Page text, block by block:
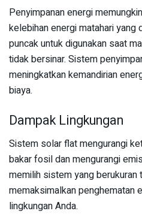
Penyimpanan energi
kelebihan energi matahari yang
puncak untuk digunakan saat
tidak bersinar. Sistem
meningkatkan kemandirian
biaya.
Dampak Lingkungan
Sistem solar flat mengurangi
bakar fosil dan mengurangi
memilih sistem yang berukuran
memaksimalkan penghematan
lingkungan Anda.